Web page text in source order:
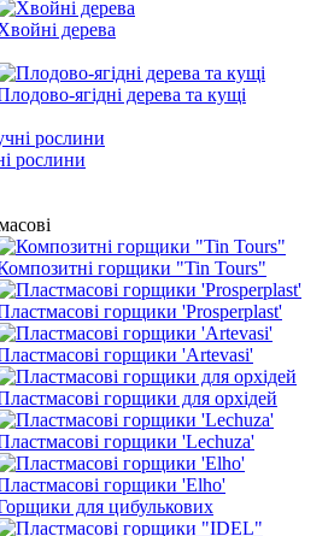
дерева
ягідні дерева та кущі
рослини
горщики "Tin Tours"
горщики 'Prosperplast'
горщики 'Artevasi'
горщики для орхідей
горщики 'Lechuza'
горщики 'Elho'
для цибулькових